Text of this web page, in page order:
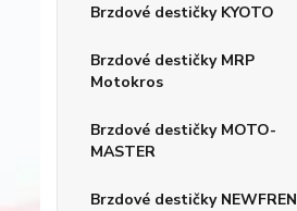
Brzdové destičky KYOTO
Brzdové destičky MRP
Motokros
Brzdové destičky MOTO-
MASTER
Brzdové destičky NEWFREN